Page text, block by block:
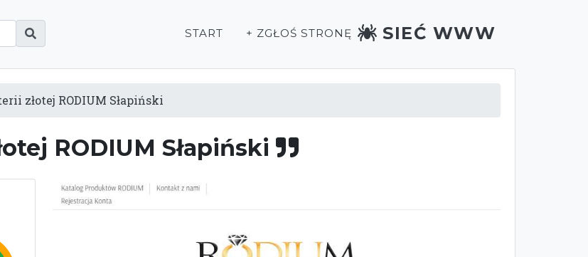
START + ZGŁOŚ STRONĘ SIEĆ WWW
złotej RODIUM Słapiński
RODIUM Słapiński